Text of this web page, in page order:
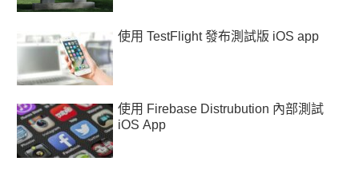
使用 TestFlight 發布測試版 iOS app
使用 Firebase Distrubution 內部測試
iOS App